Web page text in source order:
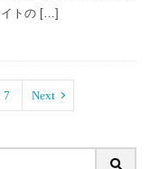
イトの […]
7 Next